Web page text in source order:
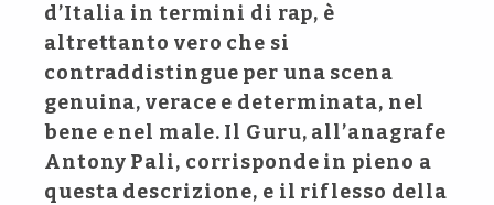
d’Italia in termini di rap, è
altrettanto vero che si
contraddistingue per una scena
genuina, verace e determinata, nel
bene e nel male. Il Guru, all’anagrafe
Antony Pali, corrisponde in pieno a
questa descrizione, e il riflesso della